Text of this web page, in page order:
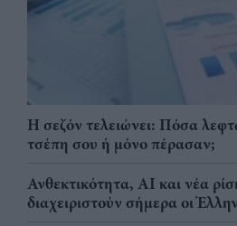
Η σεζόν τελειώνει: Πόσα
τσέπη σου ή μόνο πέρασαν;
Ανθεκτικότητα, AI και νέα
διαχειριστούν σήμερα οι